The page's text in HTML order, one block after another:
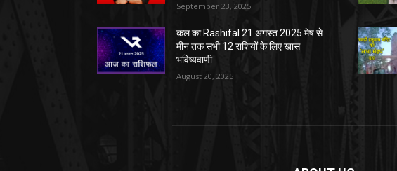
September 23, 2025
कल का Rashifal 21 अगस्त 2025 मेष से
मीन तक सभी 12 राशियों के लिए खास
भविष्यवाणी
August 20, 2025